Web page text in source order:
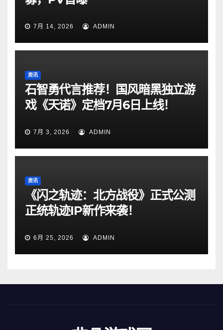
7月 14, 2026 ADMIN
资讯
石智勇代言推荐！国风暗黑独立游
戏《天诺》定档7月6日上线！
7月 3, 2026 ADMIN
资讯
《闪之轨迹：北方战役》正式公测
正统轨迹IP新作来袭！
6月 25, 2026 ADMIN